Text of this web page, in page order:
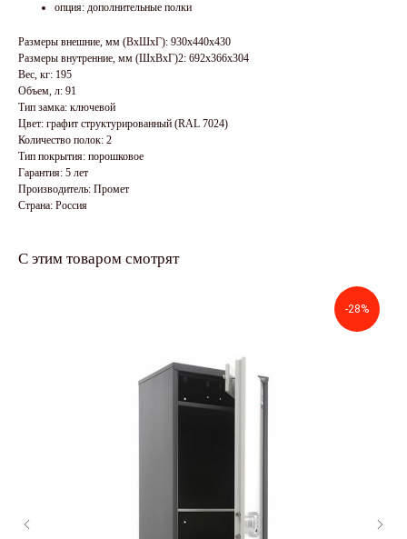
опция: дополнительные полки
Размеры внешние, мм (ВхШхГ): 930x440x430
Размеры внутренние, мм (ШхВхГ)2: 692x366x304
Вес, кг: 195
Объем, л: 91
Тип замка: ключевой
Цвет: графит структурированный (RAL 7024)
Количество полок: 2
Тип покрытия: порошковое
Гарантия: 5 лет
Производитель: Промет
Страна: Россия
С этим товаром смотрят
-28%